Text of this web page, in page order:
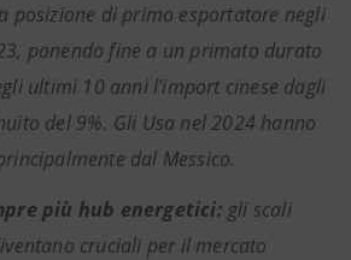
posizione di primo esportatore negli
ponendo fine a un primato durato
ultimi 10 anni l’import cinese dagli
del 9%. Gli Usa nel 2024 hanno
dal Messico.
più hub energetici: gli scali
cruciali per il mercato